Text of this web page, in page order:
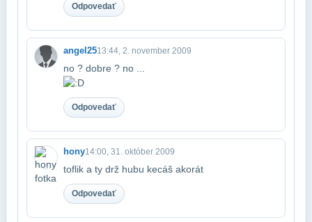
Odpovedať
angel2513:44, 2. november 2009
no ? dobre ? no ...
Odpovedať
hony14:00, 31. október 2009
toflik a ty drž hubu kecáš akorát
Odpovedať